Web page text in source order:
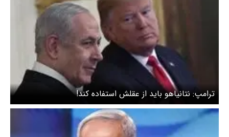
ترامپ: نتانیاهو باید از عقلش استفاده کند!